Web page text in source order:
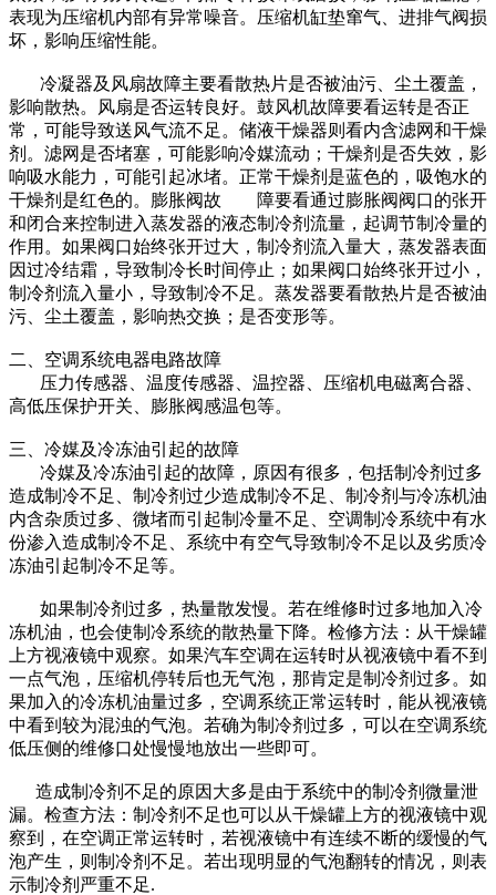
表现为压缩机内部有异常噪音。压缩机缸垫窜气、进排气阀损
坏，影响压缩性能。
冷凝器及风扇故障主要看散热片是否被油污、尘土覆盖，
影响散热。风扇是否运转良好。鼓风机故障要看运转是否正
常，可能导致送风气流不足。储液干燥器则看内含滤网和干燥
剂。滤网是否堵塞，可能影响冷媒流动；干燥剂是否失效，影
响吸水能力，可能引起冰堵。正常干燥剂是蓝色的，吸饱水的
干燥剂是红色的。膨胀阀故 障要看通过膨胀阀阀口的张开
和闭合来控制进入蒸发器的液态制冷剂流量，起调节制冷量的
作用。如果阀口始终张开过大，制冷剂流入量大，蒸发器表面
因过冷结霜，导致制冷长时间停止；如果阀口始终张开过小，
制冷剂流入量小，导致制冷不足。蒸发器要看散热片是否被油
污、尘土覆盖，影响热交换；是否变形等。
二、空调系统电器电路故障
压力传感器、温度传感器、温控器、压缩机电磁离合器、
高低压保护开关、膨胀阀感温包等。
三、冷媒及冷冻油引起的故障
冷媒及冷冻油引起的故障，原因有很多，包括制冷剂过多
造成制冷不足、制冷剂过少造成制冷不足、制冷剂与冷冻机油
内含杂质过多、微堵而引起制冷量不足、空调制冷系统中有水
份渗入造成制冷不足、系统中有空气导致制冷不足以及劣质冷
冻油引起制冷不足等。
如果制冷剂过多，热量散发慢。若在维修时过多地加入冷
冻机油，也会使制冷系统的散热量下降。检修方法：从干燥罐
上方视液镜中观察。如果汽车空调在运转时从视液镜中看不到
一点气泡，压缩机停转后也无气泡，那肯定是制冷剂过多。如
果加入的冷冻机油量过多，空调系统正常运转时，能从视液镜
中看到较为混浊的气泡。若确为制冷剂过多，可以在空调系统
低压侧的维修口处慢慢地放出一些即可。
造成制冷剂不足的原因大多是由于系统中的制冷剂微量泄
漏。检查方法：制冷剂不足也可以从干燥罐上方的视液镜中观
察到，在空调正常运转时，若视液镜中有连续不断的缓慢的气
泡产生，则制冷剂不足。若出现明显的气泡翻转的情况，则表
示制冷剂严重不足.